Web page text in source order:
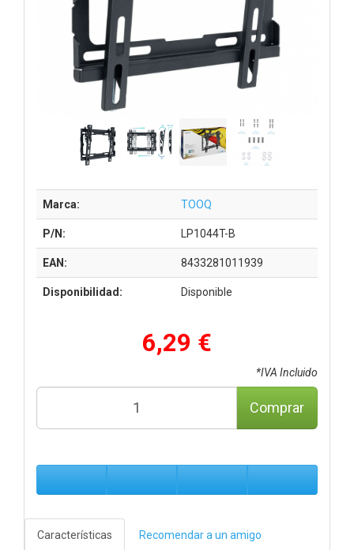
Marca: TOOQ
P/N: LP1044T-B
EAN: 8433281011939
Disponibilidad: Disponible
6,29 €
*IVA Incluido
Comprar
Características Recomendar a un amigo